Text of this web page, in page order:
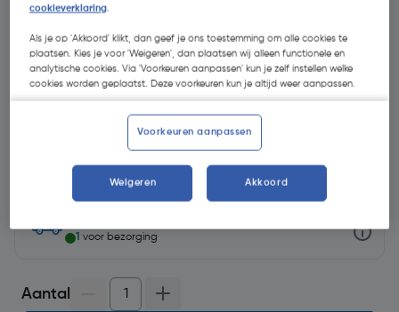
| Excl. btw € 131,40
1 voor bezorging
Aantal
cookieverklaring.
Als je op 'Akkoord' klikt, dan geef je ons toestemming om alle cookies te
plaatsen. Kies je voor 'Weigeren', dan plaatsen wij alleen functionele en
analytische cookies. Via 'Voorkeuren aanpassen' kun je zelf instellen welke
cookies worden geplaatst. Deze voorkeuren kun je altijd weer aanpassen.
Voorkeuren aanpassen
Weigeren Akkoord